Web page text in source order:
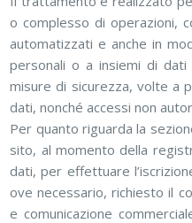
o complesso di operazioni,
automatizzati e anche in
personali o a insiemi di
misure di sicurezza, volte a
dati, nonché accessi non
Per quanto riguarda la
sito, al momento della
dati, per effettuare
ove necessario, richiesto il
e comunicazione